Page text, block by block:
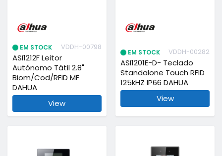
EM STOCK VDDH-00798
ASI1212F Leitor
Autónomo Tátil 2.8"
Biom/Cod/RFiD MF
DAHUA
View
EM STOCK VDDH-00282
ASI1201E-D- Teclado
Standalone Touch RFID
125kHZ IP66 DAHUA
View